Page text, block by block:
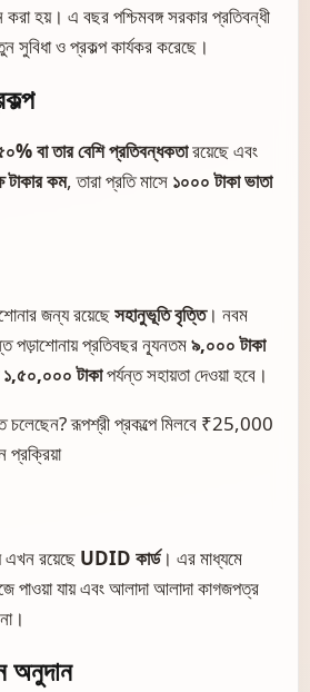
করা হয়। এ বছর পশ্চিমবঙ্গ সরকার প্রতিবন্ধী
সুবিধা ও প্রকল্প কার্যকর করেছে।
বা তার বেশি প্রতিবন্ধকতারয়েছে এবং
টাকার কম, তারা প্রতি মাসে ১০০০ টাকা ভাতা
জন্য রয়েছেসহানুভূতি বৃত্তি। নবম
পড়াশোনায় প্রতিবছর ন্যূনতম৯,০০০ টাকা
১,৫০,০০০ টাকাপর্যন্ত সহায়তা দেওয়া হবে।
চলেছেন? রূপশ্রী প্রকল্পে মিলবে ₹25,000
প্রক্রিয়া
এখন রয়েছে UDID কার্ড। এর মাধ্যমে
পাওয়া যায় এবং আলাদা আলাদা কাগজপত্র
অনুদান